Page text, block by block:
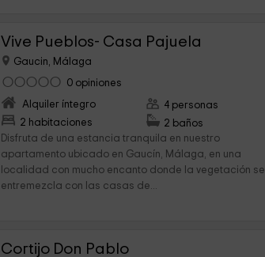
Vive Pueblos- Casa Pajuela
Gaucin, Málaga
0 opiniones
Alquiler íntegro
2 habitaciones
4 personas
2 baños
Disfruta de una estancia tranquila en nuestro
apartamento ubicado en Gaucín, Málaga, en una
localidad con mucho encanto donde la vegetación se
entremezcla con las casas de...
Cortijo Don Pablo